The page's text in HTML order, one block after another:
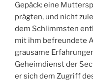
Gepäck: eine
prägten, und nicht
dem Schlimmsten
mit ihm befreundete
grausame
Geheimdienst der
er sich dem Zugriff